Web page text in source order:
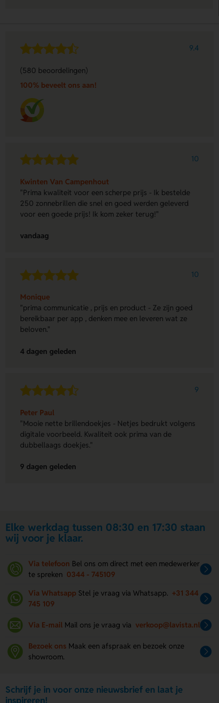
9.4
(580 beoordelingen)
100% beveelt ons aan!
10
Kwinten Van Campenhout
"Prima kwaliteit voor een scherpe prijs - Ik bestelde
250 zonnebrillen die snel en goed werden geleverd
voor een goede prijs! Ik kom zeker terug!"
vandaag
10
Monique
"prima communicatie , prijs en product - Ze zijn goed
bereikbaar per app , denken mee en leveren wat ze
beloven."
4 dagen geleden
9
Peter Paul
"Mooie nette brillendoekjes - Netjes bedrukt volgens
digitale voorbeeld. Kwaliteit ook prima van de
dubbellaags doekjes."
9 dagen geleden
Elke werkdag tussen 08:30 en 17:30 staan
wij voor je klaar.
Via telefoon Bel ons om direct met een medewerker
te spreken 0344 - 745109
Via Whatsapp Stel je vraag via Whatsapp. +31 344
745 109
Via E-mail Mail ons je vraag via verkoop@lavista.nl
Bezoek ons Maak een afspraak en bezoek onze
showroom.
Schrijf je in voor onze nieuwsbrief en laat je
inspireren!